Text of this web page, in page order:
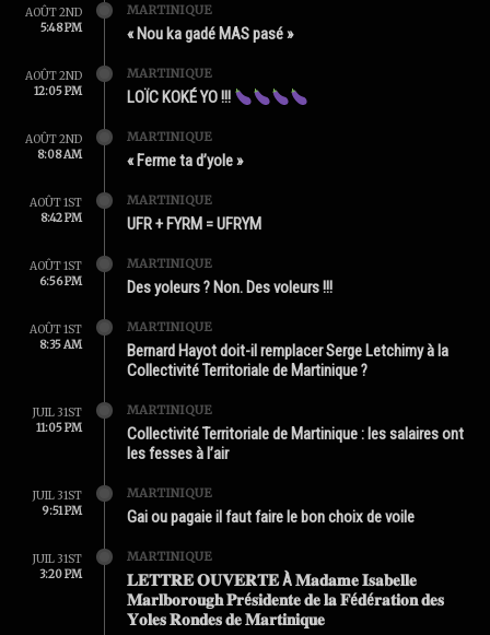
AOÛT 2ND
5:48 PM
MARTINIQUE
« Nou ka gadé MAS pasé »
AOÛT 2ND
12:05 PM
MARTINIQUE
LOÏC KOKÉ YO !!!
AOÛT 2ND
8:08 AM
MARTINIQUE
« Ferme ta d’yole »
AOÛT 1ST
8:42 PM
MARTINIQUE
UFR + FYRM = UFRYM
AOÛT 1ST
6:56 PM
MARTINIQUE
Des yoleurs ? Non. Des voleurs !!!
AOÛT 1ST
8:35 AM
MARTINIQUE
Bernard Hayot doit-il remplacer Serge Letchimy à la
Collectivité Territoriale de Martinique ?
JUIL 31ST
11:05 PM
MARTINIQUE
Collectivité Territoriale de Martinique : les salaires ont
les fesses à l’air
JUIL 31ST
9:51 PM
MARTINIQUE
Gai ou pagaie il faut faire le bon choix de voile
JUIL 31ST
3:20 PM
MARTINIQUE
𝐋𝐄𝐓𝐓𝐑𝐄 𝐎𝐔𝐕𝐄𝐑𝐓𝐄 À 𝐌𝐚𝐝𝐚𝐦𝐞 𝐈𝐬𝐚𝐛𝐞𝐥𝐥𝐞
𝐌𝐚𝐫𝐥𝐛𝐨𝐫𝐨𝐮𝐠𝐡 𝐏𝐫é𝐬𝐢𝐝𝐞𝐧𝐭𝐞 𝐝𝐞 𝐥𝐚 𝐅é𝐝é𝐫𝐚𝐭𝐢𝐨𝐧 𝐝𝐞𝐬
𝐘𝐨𝐥𝐞𝐬 𝐑𝐨𝐧𝐝𝐞𝐬 𝐝𝐞 𝐌𝐚𝐫𝐭𝐢𝐧𝐢𝐪𝐮𝐞